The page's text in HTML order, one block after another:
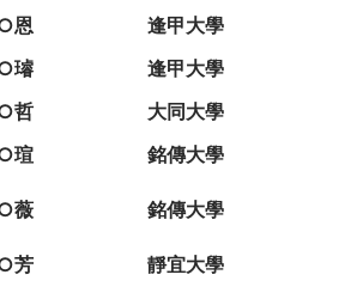
恩 逢甲大學
璿 逢甲大學
哲 大同大學
瑄 銘傳大學
薇 銘傳大學
芳 靜宜大學